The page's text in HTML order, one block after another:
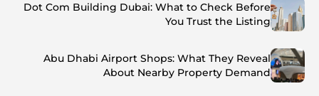
Dot Com Building Dubai: What to Check Before
You Trust the Listing
Abu Dhabi Airport Shops: What They Reveal
About Nearby Property Demand